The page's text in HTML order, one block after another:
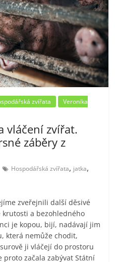
zvířata
Veronika
vláčení zvířat.
záběry z
Hospodářská zvířata, jatka,
zveřejnili další děsivé
krutosti a bezohledného
je kopou, bijí, nadávají jim
která nemůže chodit,
ji vláčejí do prostoru
proto začala zabývat Státní